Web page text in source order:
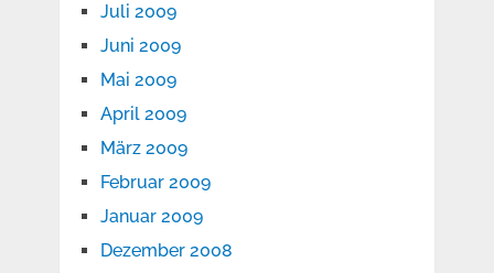
Juli 2009
Juni 2009
Mai 2009
April 2009
März 2009
Februar 2009
Januar 2009
Dezember 2008